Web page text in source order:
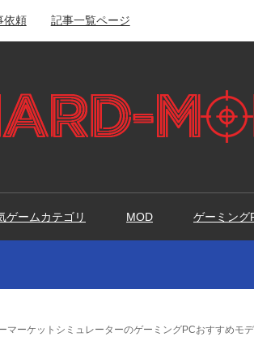
依頼 記事一覧ページ
ゲームカテゴリ MOD ゲーミング
マーケットシミュレーターのゲーミングPCおすすめモ